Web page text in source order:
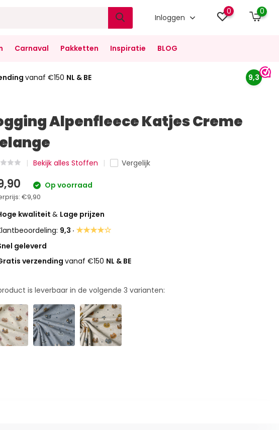
Inloggen
0 0
Carnaval Pakketten Inspiratie BLOG
vanaf €150 NL & BE 9,3
Alpenfleece Katjes Creme
Bekijk alles Stoffen Vergelijk
Op voorraad
€9,90
kwaliteit& Lage prijzen
9,3 ·★★★★☆
geleverd
verzendingvanaf €150 NL & BE
is leverbaar in de volgende3 varianten: